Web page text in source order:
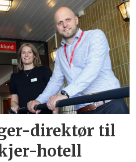
direktør til
hotell